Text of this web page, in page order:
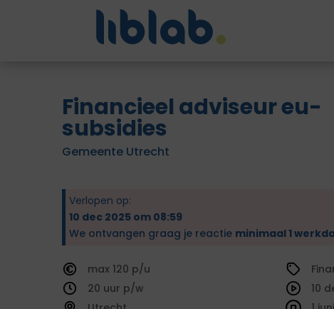
Financieel adviseur eu-
subsidies
Gemeente Utrecht
Verlopen op:
10 dec 2025 om 08:59
We ontvangen graag je reactie minimaal 1
120
20
10